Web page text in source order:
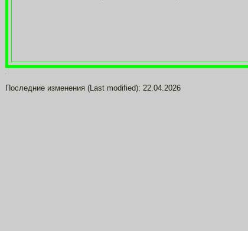
Последние изменения (Last modified): 22.04.2026